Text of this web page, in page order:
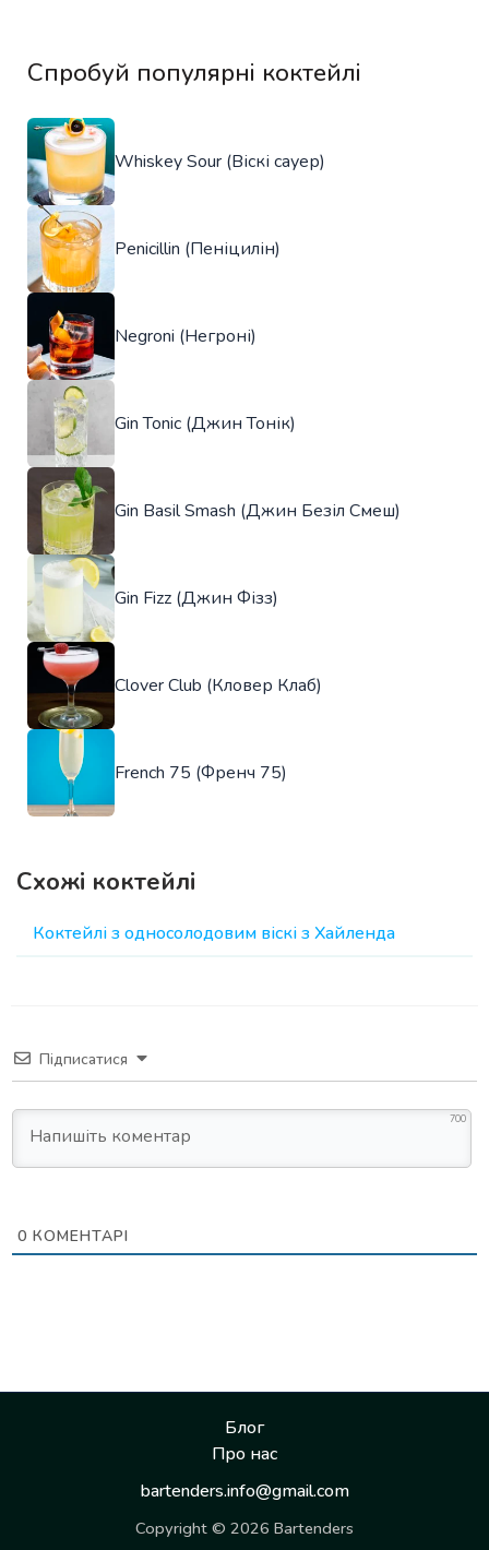
Спробуй популярні коктейлі
Whiskey Sour (Віскі сауер)
Penicillin (Пеніцилін)
Negroni (Негроні)
Gin Tonic (Джин Тонік)
Gin Basil Smash (Джин Безіл Смеш)
Gin Fizz (Джин Фізз)
Clover Club (Кловер Клаб)
French 75 (Френч 75)
Схожі коктейлі
Коктейлі з односолодовим віскі з Хайленда
Підписатися
700
0 КОМЕНТАРІ
Блог
Про нас
bartenders.info@gmail.com
Copyright © 2026 Bartenders